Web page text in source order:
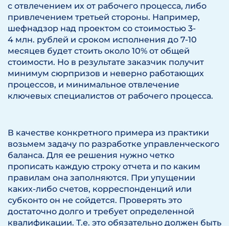
с отвлечением их от рабочего процесса, либо
привлечением третьей стороны. Например,
шефнадзор над проектом со стоимостью 3-
4 млн. рублей и сроком исполнения до 7-10
месяцев будет стоить около 10% от общей
стоимости. Но в результате заказчик получит
минимум сюрпризов и неверно работающих
процессов, и минимальное отвлечение
ключевых специалистов от рабочего процесса.
В качестве конкретного примера из практики
возьмем задачу по разработке управленческого
баланса. Для ее решения нужно четко
прописать каждую строку отчета и по каким
правилам она заполняются. При упущении
каких-либо счетов, корреспонденций или
субконто он не сойдется. Проверять это
достаточно долго и требует определенной
квалификации. Т.е. это обязательно должен быть